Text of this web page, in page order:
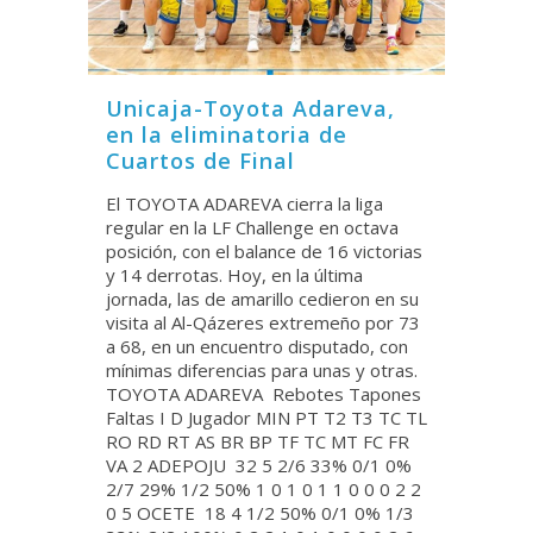
Unicaja-Toyota Adareva,
en la eliminatoria de
Cuartos de Final
El TOYOTA ADAREVA cierra la liga
regular en la LF Challenge en octava
posición, con el balance de 16 victorias
y 14 derrotas. Hoy, en la última
jornada, las de amarillo cedieron en su
visita al Al-Qázeres extremeño por 73
a 68, en un encuentro disputado, con
mínimas diferencias para unas y otras.
TOYOTA ADAREVA Rebotes Tapones
Faltas I D Jugador MIN PT T2 T3 TC TL
RO RD RT AS BR BP TF TC MT FC FR
VA 2 ADEPOJU 32 5 2/6 33% 0/1 0%
2/7 29% 1/2 50% 1 0 1 0 1 1 0 0 0 2 2
0 5 OCETE 18 4 1/2 50% 0/1 0% 1/3